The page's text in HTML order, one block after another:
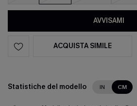
AVVISAMI
ACQUISTA SIMILE
Statistiche del modello IN CM